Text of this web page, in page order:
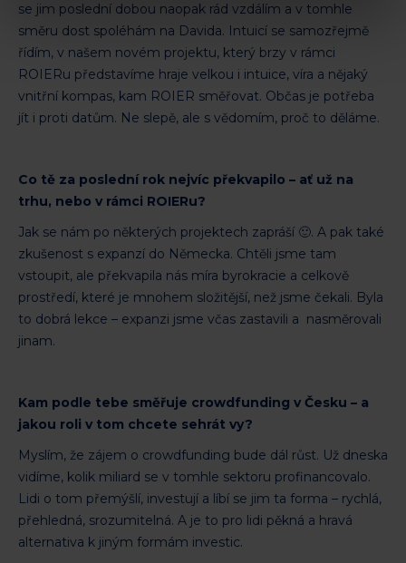
se jim poslední dobou naopak rád vzdálím a v tomhle
směru dost spoléhám na Davida. Intuicí se samozřejmě
řídím, v našem novém projektu, který brzy v rámci
ROIERu představíme hraje velkou i intuice, víra a nějaký
vnitřní kompas, kam ROIER směřovat. Občas je potřeba
jít i proti datům. Ne slepě, ale s vědomím, proč to děláme.
Co tě za poslední rok nejvíc překvapilo – ať už na
trhu, nebo v rámci ROIERu?
Jak se nám po některých projektech zapráší 🙂. A pak také
zkušenost s expanzí do Německa. Chtěli jsme tam
vstoupit, ale překvapila nás míra byrokracie a celkově
prostředí, které je mnohem složitější, než jsme čekali. Byla
to dobrá lekce – expanzi jsme včas zastavili a nasměrovali
jinam.
Kam podle tebe směřuje crowdfunding v Česku – a
jakou roli v tom chcete sehrát vy?
Myslím, že zájem o crowdfunding bude dál růst. Už dneska
vidíme, kolik miliard se v tomhle sektoru profinancovalo.
Lidi o tom přemýšlí, investují a líbí se jim ta forma – rychlá,
přehledná, srozumitelná. A je to pro lidi pěkná a hravá
alternativa k jiným formám investic.